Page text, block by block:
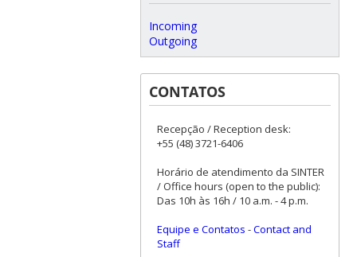
Incoming
Outgoing
CONTATOS
Recepção / Reception desk:
+55 (48) 3721-6406
Horário de atendimento da SINTER
/ Office hours (open to the public):
Das 10h às 16h / 10 a.m. - 4 p.m.
Equipe e Contatos -Contact and
Staff